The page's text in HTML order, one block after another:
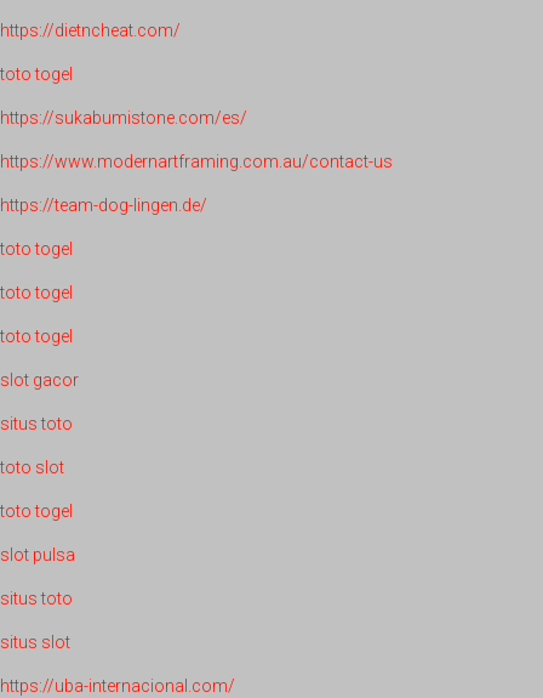
https://dietncheat.com/
toto togel
https://sukabumistone.com/es/
https://www.modernartframing.com.au/contact-us
https://team-dog-lingen.de/
toto togel
toto togel
toto togel
slot gacor
situs toto
toto slot
toto togel
slot pulsa
situs toto
situs slot
https://uba-internacional.com/